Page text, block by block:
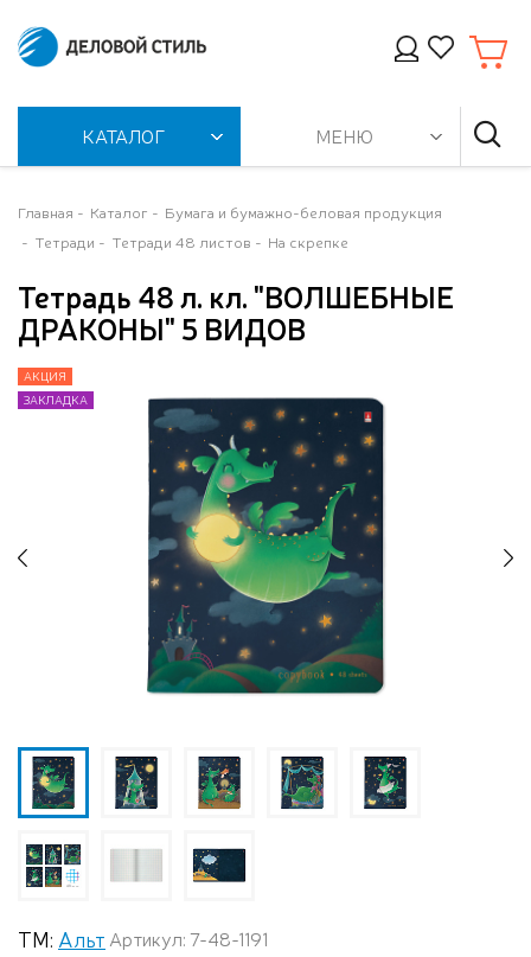
КАТАЛОГ МЕНЮ
Главная Каталог
Бумага и бумажно-беловая продукция
Тетради
Тетради 48 листов На скрепке
Тетрадь 48 л. кл. "ВОЛШЕБНЫЕ
ДРАКОНЫ" 5 ВИДОВ
АКЦИЯ
ЗАКЛАДКА
АКЦИЯ
ЗАКЛАДКА
АКЦИЯ
ЗАКЛАДКА
АКЦИЯ
ЗАКЛАДКА
АКЦИЯ
ЗАКЛАДКА
АКЦИЯ
ЗАКЛАДКА
АКЦИЯ
ЗАКЛАДКА
АКЦИЯ
ЗАКЛАДКА
АКЦИЯ
ЗАКЛАДКА
ТМ: Альт Артикул: 7-48-1191